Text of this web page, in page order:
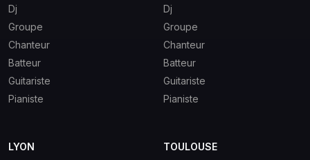
Dj
Groupe
Chanteur
Batteur
Guitariste
Pianiste
Dj
Groupe
Chanteur
Batteur
Guitariste
Pianiste
LYON
TOULOUSE